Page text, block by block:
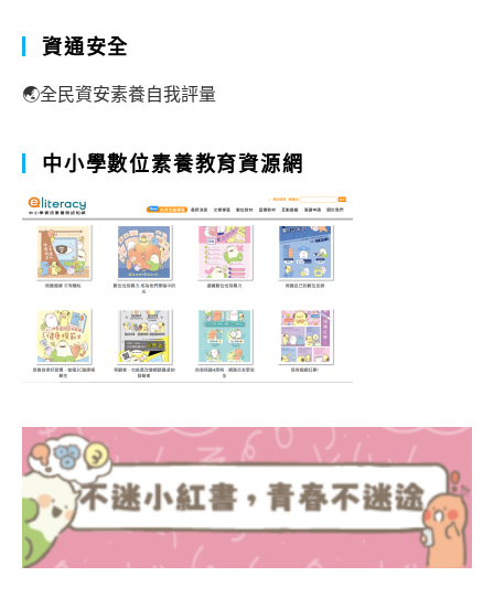
資通安全
🌏全民資安素養自我評量
中小學數位素養教育資源網